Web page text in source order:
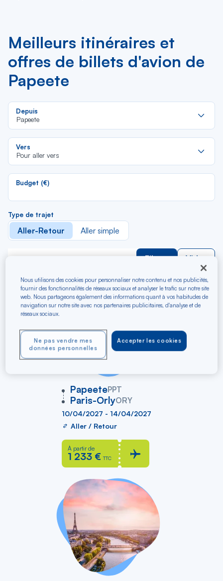
Meilleurs itinéraires et
offres de billets d'avion de
Papeete
Depuis
Papeete
Vers
Pour aller vers
Budget (€)
Type de trajet
Aller-Retour Aller simple
Filtrer Vider
PapeetePPT
vers
Paris-OrlyORY
10/04/2027 - 14/04/2027
Aller / Retour
À partir de
1 233 € TTC
Nous utilisons des cookies pour personnaliser notre contenu et nos publicités,
fournir des fonctionnalités de réseaux sociaux et analyser le trafic sur notre site
web. Nous partageons également des informations quant à vos habitudes de
navigation sur notre site avec nos partenaires publicitaires, d'analyse et de
réseaux sociaux.
Accepter les cookies
Ne pas vendre mes
données personnelles